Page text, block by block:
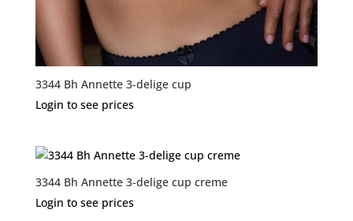
3344 Bh Annette 3-delige cup
Login to see prices
3344 Bh Annette 3-delige cup creme
Login to see prices